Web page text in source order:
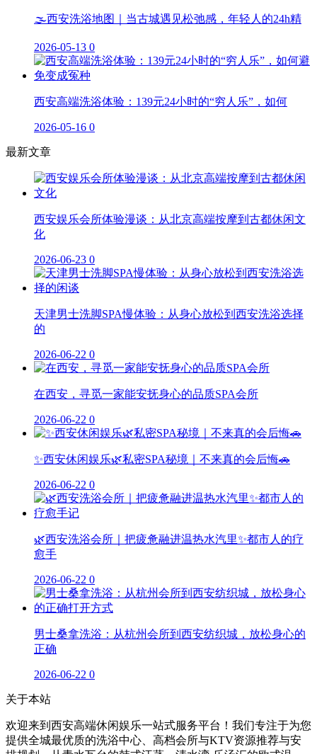
🌫️西安洗浴地图｜当古城遇见松弛感，年轻人的24h精
2026-05-13 0
西安高端洗浴体验：139元24小时的“穷人乐”，如何
2026-05-16 0
最新文章
西安娱乐会所体验漫谈：从北京高端按摩到古都休闲文
化
2026-06-23 0
天津男士洗脚SPA慢体验：从身心放松到西安洗浴选择
的
2026-06-22 0
在西安，寻觅一家能安抚身心的品质SPA会所
2026-06-22 0
✨西安休闲娱乐🌿私密SPA秘境｜不来真的会后悔🚗
2026-06-22 0
🌿西安洗浴会所｜把疲惫融进温热水汽里✨都市人的疗
愈手
2026-06-22 0
男士桑拿洗浴：从杭州会所到西安纺织城，放松身心的
正确
2026-06-22 0
关于本站
欢迎来到西安高端休闲娱乐一站式服务平台！我们专注于为您
提供全城最优质的洗浴中心、高档会所与KTV资源推荐与安